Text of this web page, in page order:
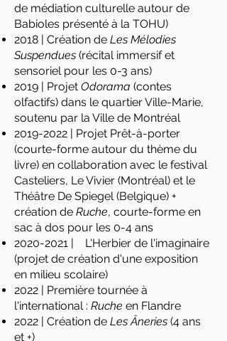
de médiation culturelle autour de
Babioles présenté à la TOHU)
2018 | Création de Les Mélodies
Suspendues (récital immersif et
sensoriel pour les 0-3 ans)
2019 | Projet Odorama (contes
olfactifs) dans le quartier Ville-Marie,
soutenu par la Ville de Montréal
2019-2022 | Projet Prêt-à-porter
(courte-forme autour du thème du
livre) en collaboration avec le festival
Casteliers, Le Vivier (Montréal) et le
Théâtre De Spiegel (Belgique) +
création de Ruche, courte-forme en
sac à dos pour les 0-4 ans
2020-2021 | L'Herbier de l'imaginaire
(projet de création d'une exposition
en milieu scolaire)
2022 | Première tournée à
l'international : Ruche en Flandre
2022 | Création de Les Âneries (4 ans
et +)